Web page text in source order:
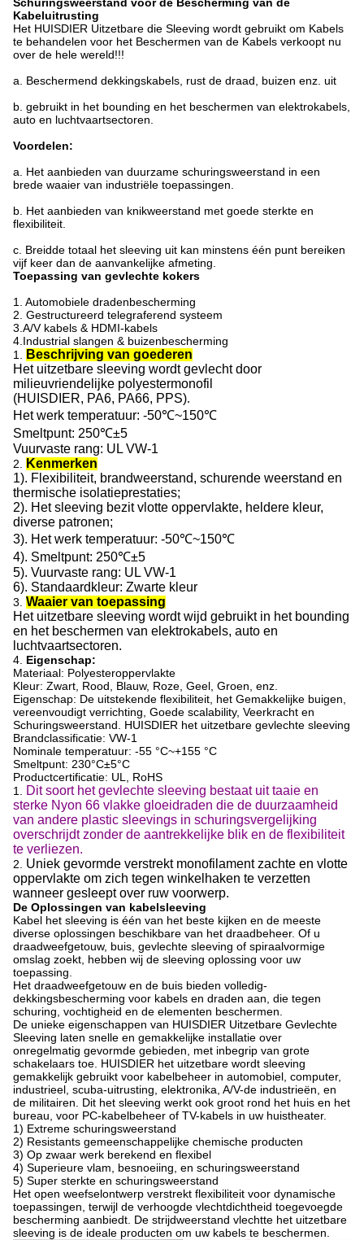
Kabeluitrusting
Het HUISDIER Uitzetbare die Sleeving wordt gebruikt om Kabels
te behandelen voor het Beschermen van de Kabels verkoopt nu
over de hele wereld!!!
a. Beschermend dekkingskabels, rust de draad, buizen enz. uit
b. gebruikt in het bounding en het beschermen van elektrokabels,
auto en luchtvaartsectoren.
Voordelen:
a. Het aanbieden van duurzame schuringsweerstand in een
brede waaier van industriële toepassingen.
b. Het aanbieden van knikweerstand met goede sterkte en
flexibiliteit.
c. Breidde totaal het sleeving uit kan minstens één punt bereiken
vijf keer dan de aanvankelijke afmeting.
Toepassing van gevlechte kokers
1. Automobiele dradenbescherming
2. Gestructureerd telegraferend systeem
3.A/V kabels & HDMI-kabels
4.Industrial slangen & buizenbescherming
1.
Beschrijving van goederen
Het uitzetbare sleeving wordt gevlecht door
milieuvriendelijke polyestermonofil
(HUISDIER, PA6, PA66, PPS).
Het werk temperatuur: -50℃~150℃
Smeltpunt: 250℃±5
Vuurvaste rang: UL VW-1
2.
Kenmerken
1). Flexibiliteit, brandweerstand, schurende weerstand en
thermische isolatieprestaties;
2). Het sleeving bezit vlotte oppervlakte, heldere kleur,
diverse patronen;
3). Het werk temperatuur: -50℃~150℃
4). Smeltpunt: 250℃±5
5). Vuurvaste rang: UL VW-1
6). Standaardkleur: Zwarte kleur
3. Waaier van toepassing
Het uitzetbare sleeving wordt wijd gebruikt in het bounding
en het beschermen van elektrokabels, auto en
luchtvaartsectoren.
4. Eigenschap:
Materiaal: Polyesteroppervlakte
Kleur: Zwart, Rood, Blauw, Roze, Geel, Groen, enz.
Eigenschap: De uitstekende flexibiliteit, het Gemakkelijke buigen,
vereenvoudigt verrichting, Goede scalability, Veerkracht en
Schuringsweerstand. HUISDIER het uitzetbare gevlechte sleeving
Brandclassificatie: VW-1
Nominale temperatuur: -55 °C~+155 °C
Smeltpunt: 230°C±5°C
Productcertificatie: UL, RoHS
1.
Dit soort het gevlechte sleeving bestaat uit taaie en
sterke Nyon 66 vlakke gloeidraden die de duurzaamheid
van andere plastic sleevings in schuringsvergelijking
overschrijdt zonder de aantrekkelijke blik en de flexibiliteit
te verliezen.
2. Uniek gevormde verstrekt monofilament zachte en vlotte
oppervlakte om zich tegen winkelhaken te verzetten
wanneer gesleept over ruw voorwerp.
De Oplossingen van kabelsleeving
Kabel het sleeving is één van het beste kijken en de meeste
diverse oplossingen beschikbare van het draadbeheer. Of u
draadweefgetouw, buis, gevlechte sleeving of spiraalvormige
omslag zoekt, hebben wij de sleeving oplossing voor uw
toepassing.
Het draadweefgetouw en de buis bieden volledig-
dekkingsbescherming voor kabels en draden aan, die tegen
schuring, vochtigheid en de elementen beschermen.
De unieke eigenschappen van HUISDIER Uitzetbare Gevlechte
Sleeving laten snelle en gemakkelijke installatie over
onregelmatig gevormde gebieden, met inbegrip van grote
schakelaars toe. HUISDIER het uitzetbare wordt sleeving
gemakkelijk gebruikt voor kabelbeheer in automobiel, computer,
industrieel, scuba-uitrusting, elektronika, A/V-de industrieën, en
de militairen. Dit het sleeving werkt ook groot rond het huis en het
bureau, voor PC-kabelbeheer of TV-kabels in uw huistheater.
1) Extreme schuringsweerstand
2) Resistants gemeenschappelijke chemische producten
3) Op zwaar werk berekend en flexibel
4) Superieure vlam, besnoeiing, en schuringsweerstand
5) Super sterkte en schuringsweerstand
Het open weefselontwerp verstrekt flexibiliteit voor dynamische
toepassingen, terwijl de verhoogde vlechtdichtheid toegevoegde
bescherming aanbiedt. De strijdweerstand vlechtte het uitzetbare
sleeving is de ideale producten om uw kabels te beschermen.